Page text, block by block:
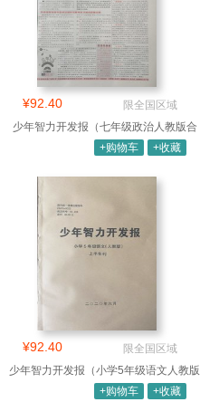
¥92.40
限全国区域
少年智力开发报（七年级政治人教版合
订本）
+购物车 +收藏
¥92.40
限全国区域
少年智力开发报（小学5年级语文人教版
合订
+购物车 +收藏